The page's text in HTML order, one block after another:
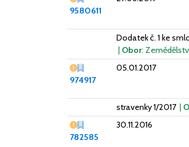
9580611
Dodatek č. 1 ke
| Obor:
Vážný nedostatek
974917
05.01.2017
stravenky 1/2017 |
Vážný nedostatek
782585
30.11.2016